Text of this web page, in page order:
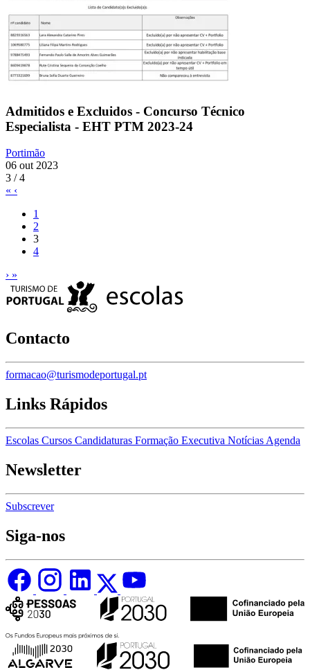
Admitidos e Excluidos - Concurso Técnico
Especialista - EHT PTM 2023-24
Portimão
06 out 2023
3 / 4
« ‹
1
2
3
4
› »
Contacto
formacao@turismodeportugal.pt
Links Rápidos
Escolas Cursos Candidaturas Formação Executiva Notícias Agenda
Newsletter
Subscrever
Siga-nos